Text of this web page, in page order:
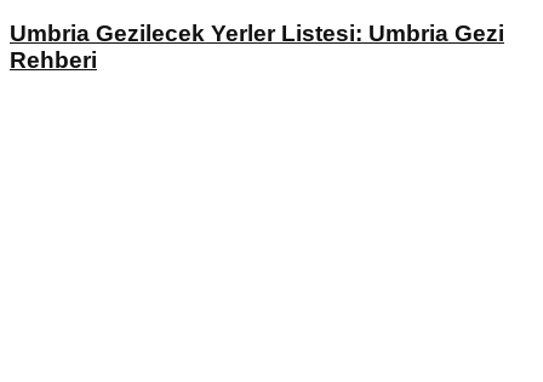
Umbria Gezilecek Yerler Listesi: Umbria Gezi
Rehberi